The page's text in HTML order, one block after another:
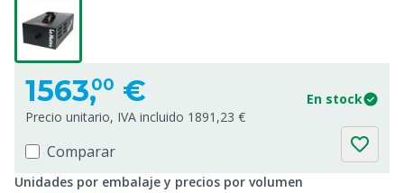
1563,00 €
En stock
Precio unitario, IVA incluido 1891,23 €
Comparar
Unidades por embalaje y precios por volumen